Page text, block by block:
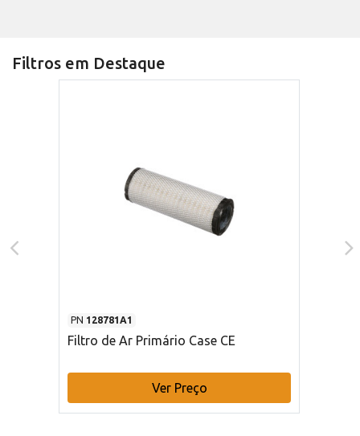
Filtros em Destaque
PN 128781A1
Filtro de Ar Primário Case CE
Ver Preço